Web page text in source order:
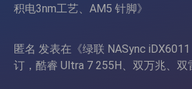
积电3nm工艺、AM5 针脚》
匿名 发表在《绿联 NASync
订，酷睿 Ultra 7 255H、双万兆、双